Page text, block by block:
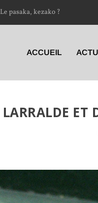
Le pasaka, kezako ?
ACCUEIL
LARRALDE ET